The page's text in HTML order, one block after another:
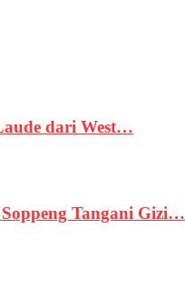
dari West…
Tangani Gizi…